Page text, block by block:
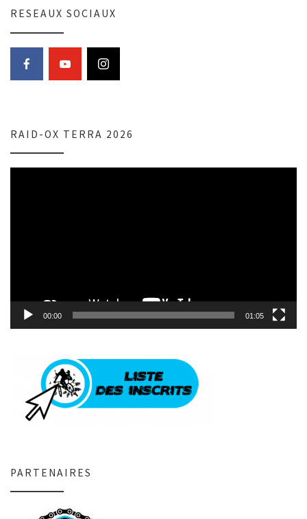
RESEAUX SOCIAUX
RAID-OX TERRA 2026
00:00 01:05
PARTENAIRES